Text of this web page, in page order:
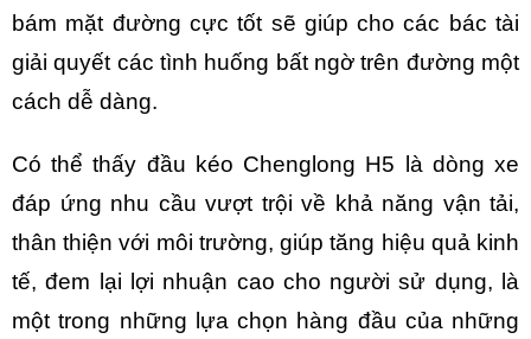
bám mặt đường cực tốt sẽ giúp cho các bác tài
giải quyết các tình huống bất ngờ trên đường một
cách dễ dàng.
Có thể thấy đầu kéo Chenglong H5 là dòng xe
đáp ứng nhu cầu vượt trội về khả năng vận tải,
thân thiện với môi trường, giúp tăng hiệu quả kinh
tế, đem lại lợi nhuận cao cho người sử dụng, là
một trong những lựa chọn hàng đầu của những